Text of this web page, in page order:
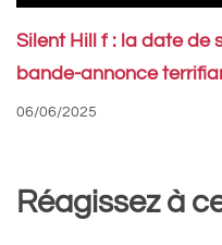
Silent Hill f : la date de
bande-annonce
06/06/2025
Réagissez à